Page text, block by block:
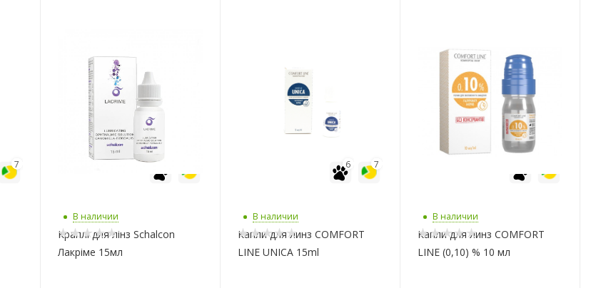
7
В наличии
Краплі для лінз Schalcon
Лакріме 15мл
7
6
В наличии
Капли для линз COMFORT
LINE UNICA 15ml
В наличии
Капли для линз COMFORT
LINE (0,10) % 10 мл